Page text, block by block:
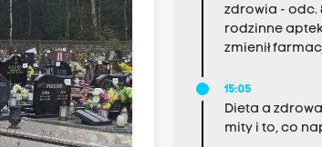
zdrowia - odc.
rodzinne
zmienił
15:05
Dieta a
mity i to, co